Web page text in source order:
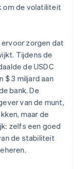
om de volatiliteit
zorgen dat
Tijdens de
de USDC
$ 3 miljard aan
bank. De
van de munt,
maar de
zelfs een goed
de stabiliteit